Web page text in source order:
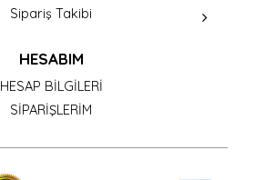
Sipariş Takibi
HESABIM
HESAP BİLGİLERİ
SİPARİŞLERİM